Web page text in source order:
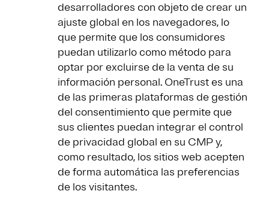
desarrolladores con objeto de crear un
ajuste global en los navegadores, lo
que permite que los consumidores
puedan utilizarlo como método para
optar por excluirse de la venta de su
información personal. OneTrust es una
de las primeras plataformas de gestión
del consentimiento que permite que
sus clientes puedan integrar el control
de privacidad global en su CMP y,
como resultado, los sitios web acepten
de forma automática las preferencias
de los visitantes.